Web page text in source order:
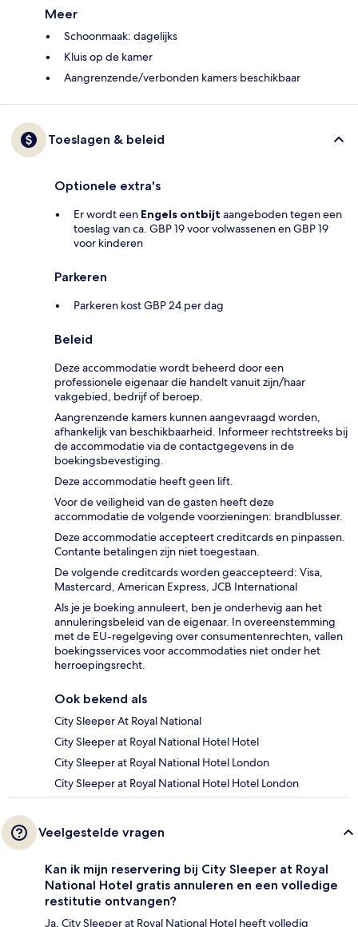
Meer
Schoonmaak: dagelijks
Kluis op de kamer
Aangrenzende/verbonden kamers beschikbaar
Toeslagen & beleid
Optionele extra's
Er wordt een Engels ontbijt aangeboden tegen een
toeslag van ca. GBP 19 voor volwassenen en GBP 19
voor kinderen
Parkeren
Parkeren kost GBP 24 per dag
Beleid
Deze accommodatie wordt beheerd door een
professionele eigenaar die handelt vanuit zijn/haar
vakgebied, bedrijf of beroep.
Aangrenzende kamers kunnen aangevraagd worden,
afhankelijk van beschikbaarheid. Informeer rechtstreeks bij
de accommodatie via de contactgegevens in de
boekingsbevestiging.
Deze accommodatie heeft geen lift.
Voor de veiligheid van de gasten heeft deze
accommodatie de volgende voorzieningen: brandblusser.
Deze accommodatie accepteert creditcards en pinpassen.
Contante betalingen zijn niet toegestaan.
De volgende creditcards worden geaccepteerd: Visa,
Mastercard, American Express, JCB International
Als je je boeking annuleert, ben je onderhevig aan het
annuleringsbeleid van de eigenaar. In overeenstemming
met de EU-regelgeving over consumentenrechten, vallen
boekingsservices voor accommodaties niet onder het
herroepingsrecht.
Ook bekend als
City Sleeper At Royal National
City Sleeper at Royal National Hotel Hotel
City Sleeper at Royal National Hotel London
City Sleeper at Royal National Hotel Hotel London
Veelgestelde vragen
Kan ik mijn reservering bij City Sleeper at Royal
National Hotel gratis annuleren en een volledige
restitutie ontvangen?
Ja, City Sleeper at Royal National Hotel heeft volledig